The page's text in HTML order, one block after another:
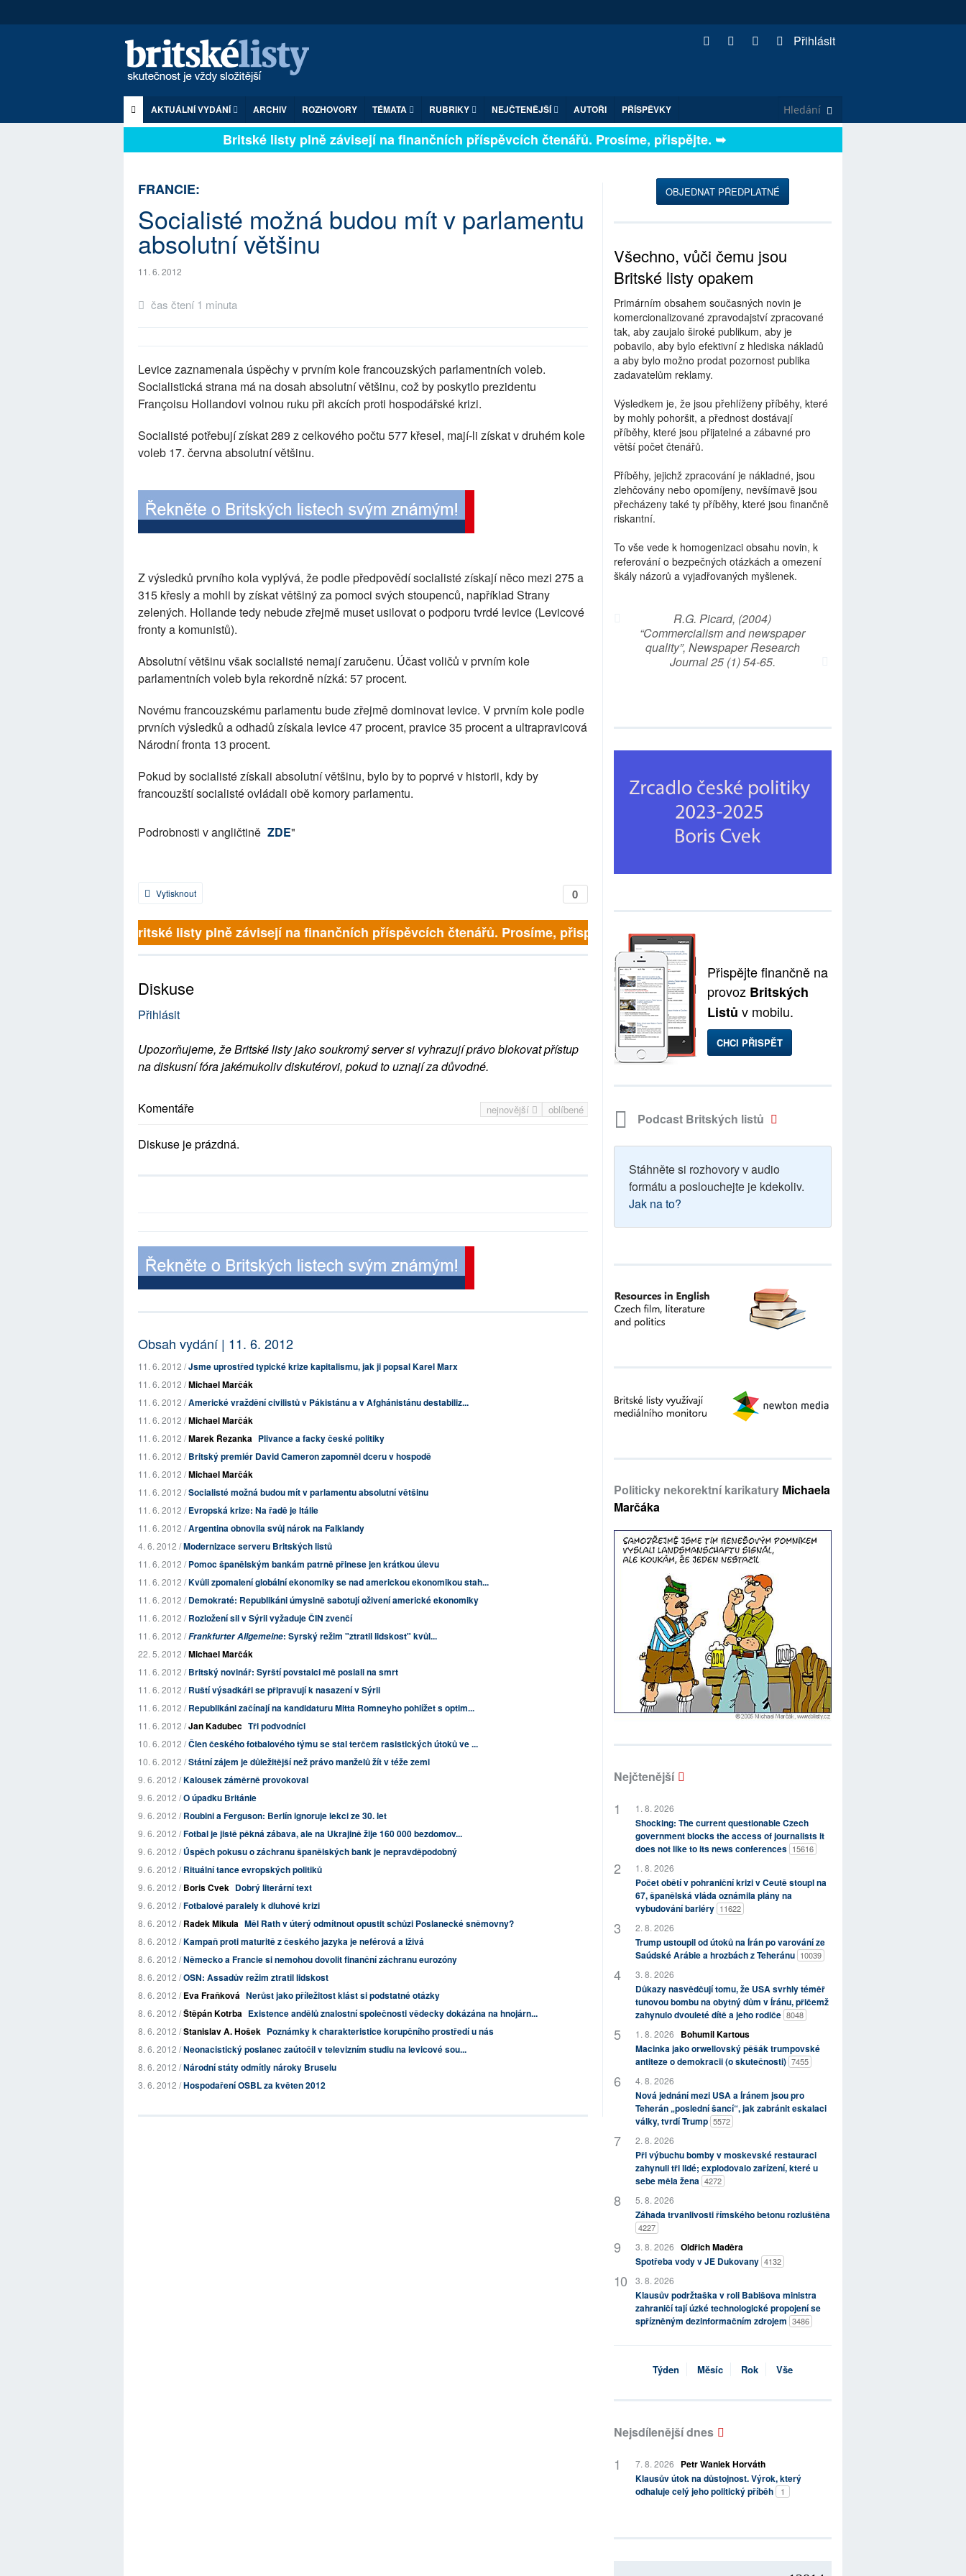
Přihlásit
AKTUÁLNÍ VYDÁNÍ ARCHIV ROZHOVORY TÉMATA RUBRIKY NEJČTENĚJŠÍ AUTOŘI PŘÍSPĚVKY
Britské listy plně závisejí na finančních příspěvcích čtenářů. Prosíme, přispějte. ➥
FRANCIE:
Socialisté možná budou mít v parlamentu
absolutní většinu
11. 6. 2012
čas čtení 1 minuta
Levice zaznamenala úspěchy v prvním kole francouzských parlamentních voleb.
Socialistická strana má na dosah absolutní většinu, což by poskytlo prezidentu
Françoisu Hollandovi volnou ruku při akcích proti hospodářské krizi.
Socialisté potřebují získat 289 z celkového počtu 577 křesel, mají-li získat v druhém kole
voleb 17. června absolutní většinu.
Z výsledků prvního kola vyplývá, že podle předpovědí socialisté získají něco mezi 275 a
315 křesly a mohli by získat většiný za pomoci svých stoupenců, například Strany
zelených. Hollande tedy nebude zřejmě muset usilovat o podporu tvrdé levice (Levicové
fronty a komunistů).
Absolutní většinu však socialisté nemají zaručenu. Účast voličů v prvním kole
parlamentních voleb byla rekordně nízká: 57 procent.
Novému francouzskému parlamentu bude zřejmě dominovat levice. V prvním kole podle
prvních výsledků a odhadů získala levice 47 procent, pravice 35 procent a ultrapravicová
Národní fronta 13 procent.
Pokud by socialisté získali absolutní většinu, bylo by to poprvé v historii, kdy by
francouzští socialisté ovládali obě komory parlamentu.
Podrobnosti v angličtině ZDE"
0
Vytisknout
Britské listy plně závisejí na finančních příspěvcích čtenářů. Prosíme, přispějte. ➥
Diskuse
Přihlásit
Upozorňujeme, že Britské listy jako soukromý server si vyhrazují právo blokovat přístup
na diskusní fóra jakémukoliv diskutérovi, pokud to uznají za důvodné.
nejnovější oblíbené
Komentáře
Diskuse je prázdná.
Obsah vydání | 11. 6. 2012
11. 6. 2012 /Jsme uprostřed typické krize kapitalismu, jak ji popsal Karel Marx
11. 6. 2012 /Michael Marčák
11. 6. 2012 /Americké vraždění civilistů v Pákistánu a v Afghánistánu destabiliz...
11. 6. 2012 /Michael Marčák
11. 6. 2012 /Marek Řezanka Plivance a facky české politiky
11. 6. 2012 /Britský premiér David Cameron zapomněl dceru v hospodě
11. 6. 2012 /Michael Marčák
11. 6. 2012 /Socialisté možná budou mít v parlamentu absolutní většinu
11. 6. 2012 /Evropská krize: Na řadě je Itálie
11. 6. 2012 /Argentina obnovila svůj nárok na Falklandy
4. 6. 2012 /Modernizace serveru Britských listů
11. 6. 2012 /Pomoc španělským bankám patrně přinese jen krátkou úlevu
11. 6. 2012 /Kvůli zpomalení globální ekonomiky se nad americkou ekonomikou stah...
11. 6. 2012 /Demokraté: Republikáni úmyslně sabotují oživení americké ekonomiky
11. 6. 2012 /Rozložení sil v Sýrii vyžaduje ČIN zvenčí
11. 6. 2012 /Frankfurter Allgemeine: Syrský režim "ztratil lidskost" kvůl...
22. 5. 2012 /Michael Marčák
11. 6. 2012 /Britský novinář: Syrští povstalci mě poslali na smrt
11. 6. 2012 /Ruští výsadkáři se připravují k nasazení v Sýrii
11. 6. 2012 /Republikáni začínají na kandidaturu Mitta Romneyho pohlížet s optim...
11. 6. 2012 /Jan Kadubec Tři podvodníci
10. 6. 2012 /Člen českého fotbalového týmu se stal terčem rasistických útoků ve ...
10. 6. 2012 /Státní zájem je důležitější než právo manželů žít v téže zemi
9. 6. 2012 /Kalousek záměrně provokoval
9. 6. 2012 /O úpadku Británie
9. 6. 2012 /Roubini a Ferguson: Berlín ignoruje lekci ze 30. let
9. 6. 2012 /Fotbal je jistě pěkná zábava, ale na Ukrajině žije 160 000 bezdomov...
9. 6. 2012 /Úspěch pokusu o záchranu španělských bank je nepravděpodobný
9. 6. 2012 /Rituální tance evropských politiků
9. 6. 2012 /Boris Cvek Dobrý literární text
9. 6. 2012 /Fotbalové paralely k dluhové krizi
8. 6. 2012 /Radek Mikula Měl Rath v úterý odmítnout opustit schůzi Poslanecké sněmovny?
8. 6. 2012 /Kampaň proti maturitě z českého jazyka je neférová a lživá
8. 6. 2012 /Německo a Francie si nemohou dovolit finanční záchranu eurozóny
8. 6. 2012 /OSN: Assadův režim ztratil lidskost
8. 6. 2012 /Eva Fraňková Nerůst jako příležitost klást si podstatné otázky
8. 6. 2012 /Štěpán Kotrba Existence andělů znalostní společnosti vědecky dokázána na hnojárn...
8. 6. 2012 /Stanislav A. Hošek Poznámky k charakteristice korupčního prostředí u nás
8. 6. 2012 /Neonacistický poslanec zaútočil v televizním studiu na levicové sou...
8. 6. 2012 /Národní státy odmítly nároky Bruselu
3. 6. 2012 /Hospodaření OSBL za květen 2012
OBJEDNAT PŘEDPLATNÉ
Všechno, vůči čemu jsou
Britské listy opakem
Primárním obsahem současných novin je
komercionalizované zpravodajství zpracované
tak, aby zaujalo široké publikum, aby je
pobavilo, aby bylo efektivní z hlediska nákladů
a aby bylo možno prodat pozornost publika
zadavatelům reklamy.
Výsledkem je, že jsou přehlíženy příběhy, které
by mohly pohoršit, a přednost dostávají
příběhy, které jsou přijatelné a zábavné pro
větší počet čtenářů.
Příběhy, jejichž zpracování je nákladné, jsou
zlehčovány nebo opomíjeny, nevšímavě jsou
přecházeny také ty příběhy, které jsou finančně
riskantní.
To vše vede k homogenizaci obsahu novin, k
referování o bezpečných otázkách a omezení
škály názorů a vyjadřovaných myšlenek.
R.G. Picard, (2004)
“Commercialism and newspaper
quality”, Newspaper Research
Journal 25 (1) 54-65.
Přispějte finančně na
provoz Britských
Listů v mobilu.
CHCI PŘISPĚT
Podcast Britských listů
Stáhněte si rozhovory v audio
formátu a poslouchejte je kdekoliv.
Jak na to?
Politicky nekorektní karikatury Michaela
Marčáka
Nejčtenější
1. 8. 2026
Shocking: The current questionable Czech
government blocks the access of journalists it
does not like to its news conferences 15616
1. 8. 2026
Počet obětí v pohraniční krizi v Ceutě stoupl na
67, španělská vláda oznámila plány na
vybudování bariéry 11622
2. 8. 2026
Trump ustoupil od útoků na Írán po varování ze
Saúdské Arábie a hrozbách z Teheránu 10039
3. 8. 2026
Důkazy nasvědčují tomu, že USA svrhly téměř
tunovou bombu na obytný dům v Íránu, přičemž
zahynulo dvouleté dítě a jeho rodiče 8048
1. 8. 2026
Bohumil Kartous
Macinka jako orwellovský pěšák trumpovské
antiteze o demokracii (o skutečnosti) 7455
4. 8. 2026
Nová jednání mezi USA a Íránem jsou pro
Teherán „poslední šancí“, jak zabránit eskalaci
války, tvrdí Trump 5572
2. 8. 2026
Při výbuchu bomby v moskevské restauraci
zahynuli tři lidé; explodovalo zařízení, které u
sebe měla žena 4272
5. 8. 2026
Záhada trvanlivosti římského betonu rozluštěna
4227
3. 8. 2026 Oldřich Maděra
Spotřeba vody v JE Dukovany 4132
3. 8. 2026
Klausův podržtaška v roli Babišova ministra
zahraničí tají úzké technologické propojení se
spřízněným dezinformačním zdrojem 3486
Týden Měsíc Rok Vše
Nejsdílenější dnes
7. 8. 2026
Petr Waniek Horváth
Klausův útok na důstojnost. Výrok, který
odhaluje celý jeho politický příběh
1